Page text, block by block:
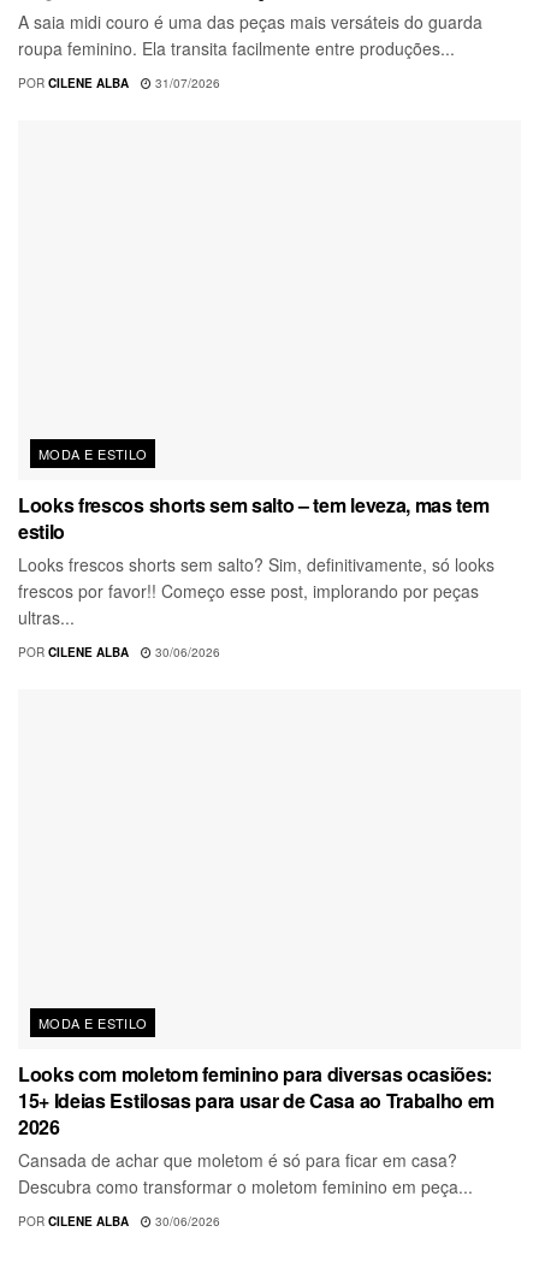
A saia midi couro é uma das peças mais versáteis do guarda
roupa feminino. Ela transita facilmente entre produções...
POR CILENE ALBA 31/07/2026
MODA E ESTILO
Looks frescos shorts sem salto – tem leveza, mas tem
estilo
Looks frescos shorts sem salto? Sim, definitivamente, só looks
frescos por favor!! Começo esse post, implorando por peças
ultras...
POR CILENE ALBA 30/06/2026
MODA E ESTILO
Looks com moletom feminino para diversas ocasiões:
15+ Ideias Estilosas para usar de Casa ao Trabalho em
2026
Cansada de achar que moletom é só para ficar em casa?
Descubra como transformar o moletom feminino em peça...
POR CILENE ALBA 30/06/2026